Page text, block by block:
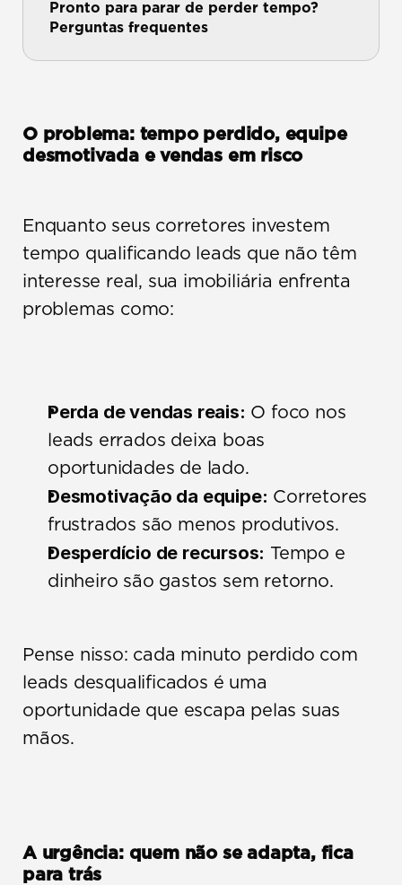
nos leads…
Pronto para parar de perder tempo?
Perguntas frequentes
O problema: tempo perdido, equipe
desmotivada e vendas em risco
Enquanto seus corretores investem
tempo qualificando leads que não têm
interesse real, sua imobiliária enfrenta
problemas como:
Perda de vendas reais: O foco nos
leads errados deixa boas
oportunidades de lado.
Desmotivação da equipe: Corretores
frustrados são menos produtivos.
Desperdício de recursos: Tempo e
dinheiro são gastos sem retorno.
Pense nisso: cada minuto perdido com
leads desqualificados é uma
oportunidade que escapa pelas suas
mãos.
A urgência: quem não se adapta, fica
para trás